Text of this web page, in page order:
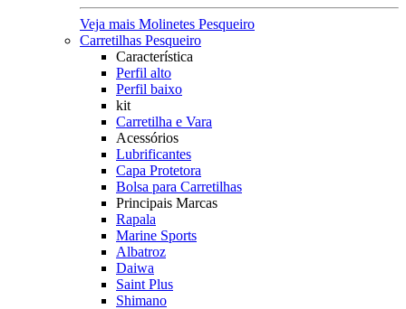
Veja mais Molinetes Pesqueiro
Carretilhas Pesqueiro
Característica
Perfil alto
Perfil baixo
kit
Carretilha e Vara
Acessórios
Lubrificantes
Capa Protetora
Bolsa para Carretilhas
Principais Marcas
Rapala
Marine Sports
Albatroz
Daiwa
Saint Plus
Shimano